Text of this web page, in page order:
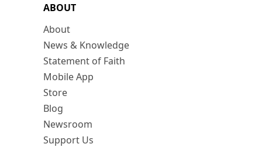
ABOUT
About
News & Knowledge
Statement of Faith
Mobile App
Store
Blog
Newsroom
Support Us